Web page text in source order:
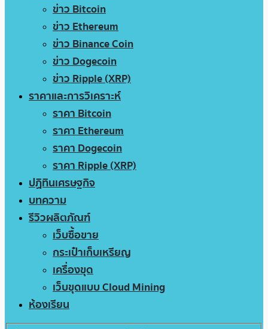
ข่าว Bitcoin
ข่าว Ethereum
ข่าว Binance Coin
ข่าว Dogecoin
ข่าว Ripple (XRP)
ราคาและการวิเคราะห์
ราคา Bitcoin
ราคา Ethereum
ราคา Dogecoin
ราคา Ripple (XRP)
ปฏิทินเศรษฐกิจ
บทความ
รีวิวผลิตภัณฑ์
เว็บซื้อขาย
กระเป๋าเก็บเหรียญ
เครื่องขุด
เว็บขุดแบบ Cloud Mining
ห้องเรียน